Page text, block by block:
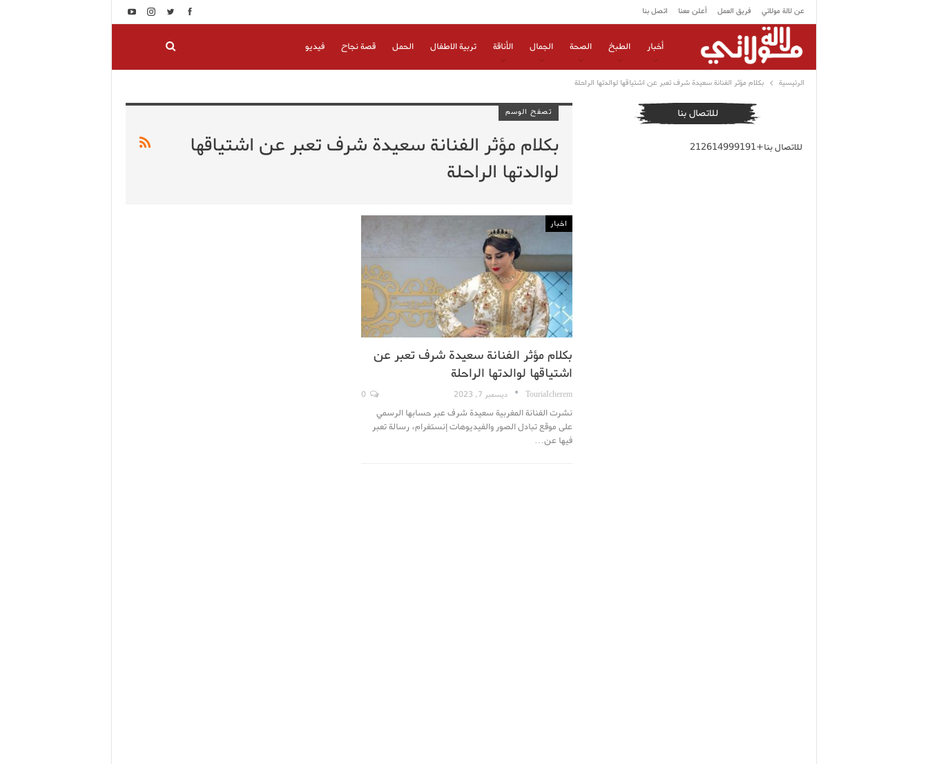
عن لالة مولاتي فريق العمل أعلن معنا اتصل بنا
أخبار الطبخ الصحة الجمال الأناقة تربية الاطفال الحمل قصة نجاح فيديو
الرئيسية بكلام مؤثر الفنانة سعيدة شرف تعبر عن اشتياقها لوالدتها الراحلة
تصفح الوسم
بكلام مؤثر الفنانة سعيدة شرف تعبر عن اشتياقها
لوالدتها الراحلة
اخبار
بكلام مؤثر الفنانة سعيدة شرف تعبر عن
اشتياقها لوالدتها الراحلة
TouriaIcherem ديسمبر 7, 2023
نشرت الفنانة المغربية سعيدة شرف عبر حسابها الرسمي
على موقع تبادل الصور والفيديوهات إنستغرام، رسالة تعبر
فيها عن…
للاتصال بنا
للاتصال بنا+212614999191